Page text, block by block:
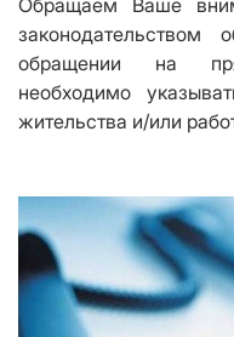
Обращаем Ваше
обращении на
необходимо
жительства и/или